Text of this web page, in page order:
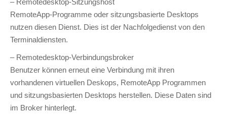
RemoteApp-Programme oder sitzungsbasierte Desktops
nutzen diesen Dienst. Dies ist der Nachfolgedienst von den
Terminaldiensten.
– Remotedesktop-Verbindungsbroker
Benutzer können erneut eine Verbindung mit ihren
vorhandenen virtuellen Deskops, RemoteApp Programmen
und sitzungsbasierten Desktops herstellen. Diese Daten sind
im Broker hinterlegt.